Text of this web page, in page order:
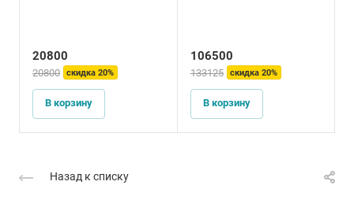
20800
20800 скидка 20%
В корзину
106500
133125 скидка 20%
В корзину
Назад к списку